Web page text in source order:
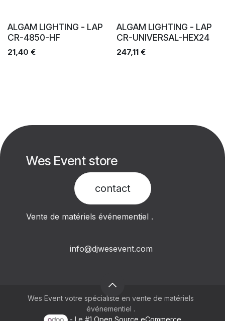
Ventes
ALGAM LIGHTING - LAP
CR-4850-HF
21,40 €
Ventes
ALGAM LIGHTING - LAP
CR-UNIVERSAL-HEX24
247,11€
Wes Event store
contact​
Vente de matériels événementiel .
info@djwesevent.com
Wes Event votre spécialiste en vente de matériels
événementiel .